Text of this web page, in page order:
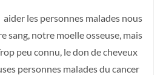
les personnes malades nous
sang, notre moelle osseuse, mais
peu connu, le don de cheveux
personnes malades du cancer